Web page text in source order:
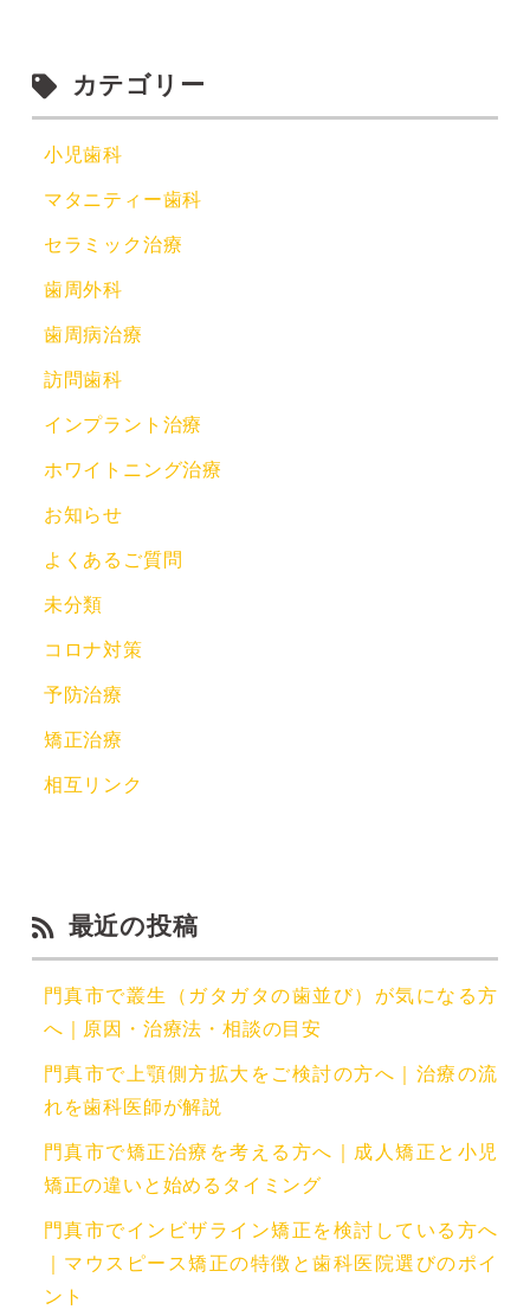
カテゴリー
小児歯科
マタニティー歯科
セラミック治療
歯周外科
歯周病治療
訪問歯科
インプラント治療
ホワイトニング治療
お知らせ
よくあるご質問
未分類
コロナ対策
予防治療
矯正治療
相互リンク
最近の投稿
門真市で叢生（ガタガタの歯並び）が気になる方
へ｜原因・治療法・相談の目安
門真市で上顎側方拡大をご検討の方へ｜治療の流
れを歯科医師が解説
門真市で矯正治療を考える方へ｜成人矯正と小児
矯正の違いと始めるタイミング
門真市でインビザライン矯正を検討している方へ
｜マウスピース矯正の特徴と歯科医院選びのポイ
ント